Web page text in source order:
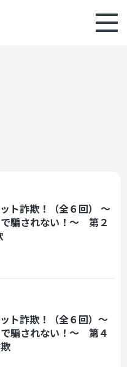
ト詐欺！（全６回） ～
騙されない！～ 第２
ト詐欺！（全６回）～
騙されない！～ 第４